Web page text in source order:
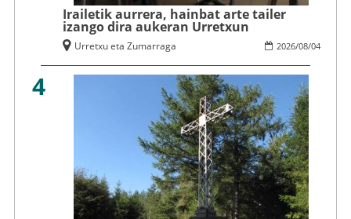
Irailetik aurrera, hainbat arte tailer
izango dira aukeran Urretxun
2026/08/04
Urretxu eta Zumarraga
4